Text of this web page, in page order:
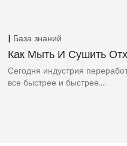
База знаний
Как Мыть И Сушить
Сегодня индустрия
все быстрее и быстрее....